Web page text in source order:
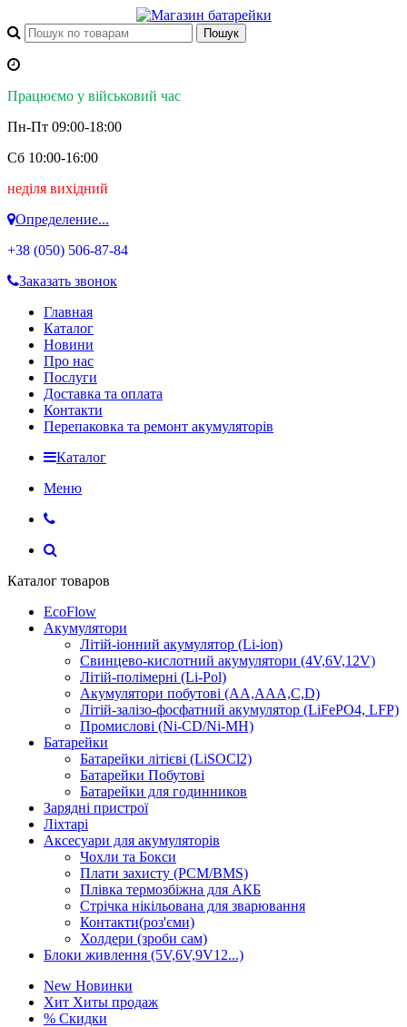
Працюємо у військовий час
Пн-Пт 09:00-18:00
Сб 10:00-16:00
неділя вихідний
Определение...
+38 (050) 506-87-84
Заказать звонок
Главная
Каталог
Новини
Про нас
Послуги
Доставка та оплата
Контакти
Перепаковка та ремонт акумуляторів
Каталог
Меню
Каталог товаров
EcoFlow
Акумулятори
Літій-іонний акумулятор (Li-ion)
Свинцево-кислотний акумулятори (4V,6V,12V)
Літій-полімерні (Li-Pol)
Акумулятори побутові (AA,AAA,C,D)
Літій-залізо-фосфатний акумулятор (LiFePO4, LFP)
Промислові (Ni-CD/Ni-MH)
Батарейки
Батарейки літієві (LiSOCl2)
Батарейки Побутові
Батарейки для годинников
Зарядні пристрої
Ліхтарі
Аксесуари для акумуляторів
Чохли та Бокси
Плати захисту (PCM/BMS)
Плівка термозбіжна для АКБ
Стрічка нікільована для зварювання
Контакти(роз'єми)
Холдери (зроби сам)
Блоки живлення (5V,6V,9V12...)
New Новинки
Хит Хиты продаж
% Скидки